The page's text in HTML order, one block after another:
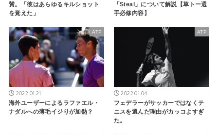
賛。「彼はあらゆるキルショット
を覚えた」
「Steal」について解説【草トー選
手必修内容】
ATP
2022.01.21
海外ユーザーによるラファエル・
ナダルへの薄毛イジりが加熱？
ATP
2022.01.04
フェデラーがサッカーではなくテ
ニスを選んだ理由がカッコよすぎ
た。